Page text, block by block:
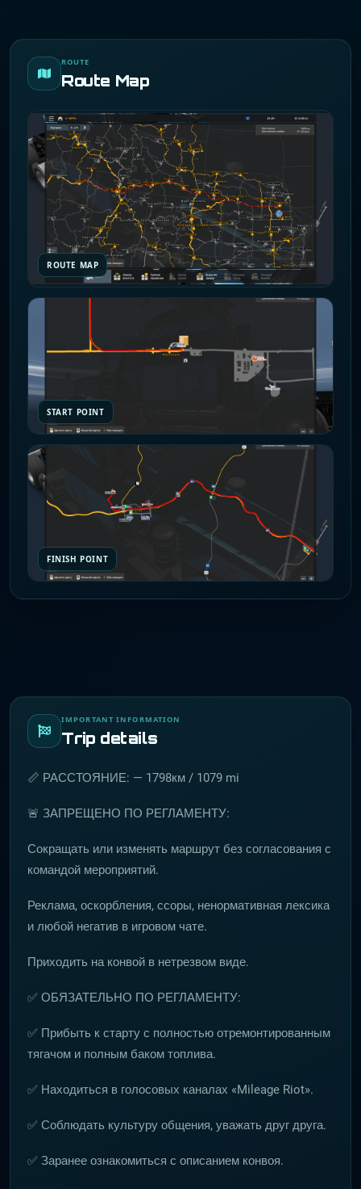
ROUTE
Route Map
ROUTE MAP
START POINT
FINISH POINT
IMPORTANT INFORMATION
Trip details
📏 РАССТОЯНИЕ: — 1798км / 1079 mi
🚨 ЗАПРЕЩЕНО ПО РЕГЛАМЕНТУ:
Сокращать или изменять маршрут без согласования с
командой мероприятий.
Реклама, оскорбления, ссоры, ненормативная лексика
и любой негатив в игровом чате.
Приходить на конвой в нетрезвом виде.
✅ ОБЯЗАТЕЛЬНО ПО РЕГЛАМЕНТУ:
✅ Прибыть к старту с полностью отремонтированным
тягачом и полным баком топлива.
✅ Находиться в голосовых каналах «Mileage Riot».
✅ Соблюдать культуру общения, уважать друг друга.
✅ Заранее ознакомиться с описанием конвоя.